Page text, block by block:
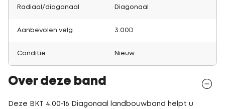
Radiaal/diagonaal Diagonaal
Aanbevolen velg 3.00D
Conditie Nieuw
Over deze band
Deze BKT 4.00-16 Diagonaal landbouwband helpt u